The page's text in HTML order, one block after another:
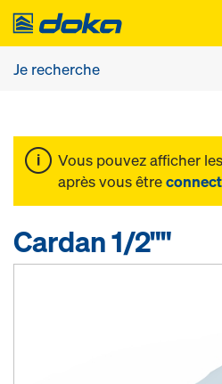
Vous pouvez afficher
après vous être
Cardan 1/2""